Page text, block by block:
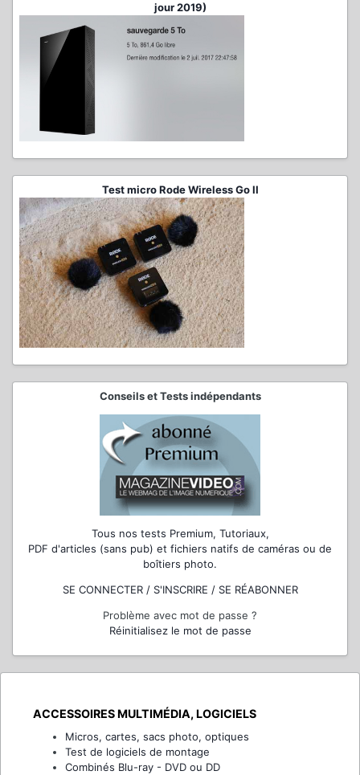
jour 2019)
Test micro Rode Wireless Go II
Conseils et Tests indépendants
Tous nos tests Premium, Tutoriaux,
PDF d'articles (sans pub) et fichiers natifs de caméras ou de
boîtiers photo.
SE CONNECTER / S'INSCRIRE / SE RÉABONNER
Problème avec mot de passe ?
Réinitialisez le mot de passe
ACCESSOIRES MULTIMÉDIA, LOGICIELS
Micros, cartes, sacs photo, optiques
Test de logiciels de montage
Combinés Blu-ray - DVD ou DD